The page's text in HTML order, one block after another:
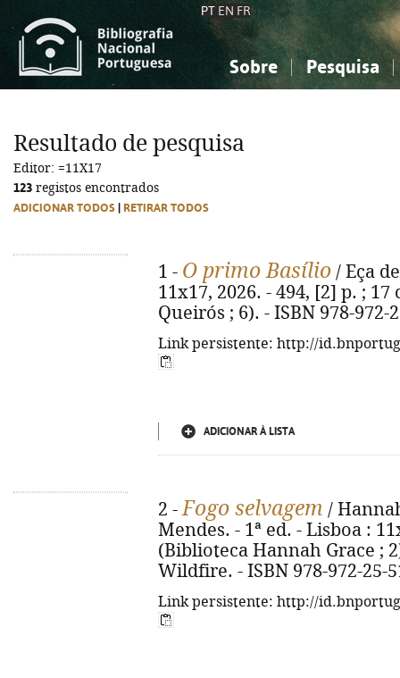
PT EN FR
Sobre Pesquisa
Ciências sociais...
Ciências sociais...
Resultado de pesquisa
Editor: =11X17
123 registos encontrados
ADICIONAR TODOS RETIRAR TODOS
1 - O primo Basílio / Eça
11x17, 2026. - 494, [2] p. ;
Queirós ; 6). - ISBN 978-972-
Link persistente: http://
ADICIONAR À LISTA
2 -Fogo selvagem /
Mendes. - 1ª ed. - Lisboa :
(Biblioteca Hannah Grace ;
Wildfire. - ISBN 978-972-25-
Link persistente: http://